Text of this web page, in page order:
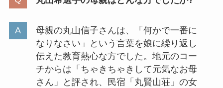
母親の丸山信子さんは、「何かで一番に
なりなさい」という言葉を娘に繰り返し
伝えた教育熱心な方でした。地元のコー
チからは「ちゃきちゃきして元気なお母
さん」と評され、民宿「丸賢山荘」の女